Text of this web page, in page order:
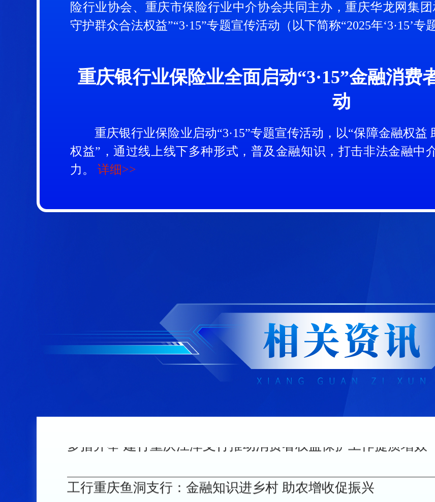
险行业协会、重庆市保险行业中介协会共同主办，重庆华龙网集
守护群众合法权益”“3·15”专题宣传活动（以下简称“2025年‘3·15’专
重庆银行业保险业全面启动“3·15”金融消费
动
重庆银行业保险业启动“3·15”专题宣传活动，以“保障金融权益
权益”，通过线上线下多种形式，普及金融知识，打击非法金融中
力。 详细>>
中邮保险重庆分公司开展“3·15”进社区活动
富德生命人寿：以案说险 这些保险知识很重要
民生银行重庆分行全面启动2025年“3·15金融消费者权益保护教
重庆银行业保险业全面启动“3·15”金融消费者权益保护教育宣
建行重庆涪陵分行多举措推动金融宣教工作走深走实
75场活动 惠及数千名群众 建行杨家坪支行消保宣传有质效
工行重庆鱼洞支行：金融知识进乡村 助农增收促振兴
工行重庆潼南支行走进双江镇开展消费者权益宣传